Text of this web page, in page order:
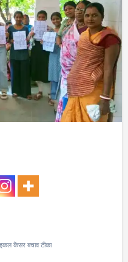
कैंसर बचाव टीका